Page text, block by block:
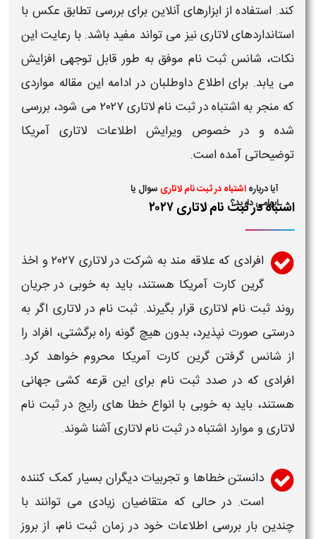
کند. استفاده از ابزارهای آنلاین برای بررسی تطابق عکس با
استانداردهای لاتاری نیز می‌ تواند مفید باشد. با رعایت این
نکات، شانس ثبت نامموفق به طور قابل توجهی افزایش
می‌ یابد. برای اطلاع داوطلبان در ادامه این مقاله مواردی
که منجر به اشتباه در ثبت نام لاتاری ۲۰۲۷
می شود، بررسی
شده و در خصوص ویرایش اطلاعات لاتاری آمریکا
توضیحاتی آمده است.
آیا دربارهاشتباه در ثبت نام لاتاری سوال یا
ابهامی دارید؟
اشتباه در ثبت نام لاتاری ۲۰۲۷
افرادی که علاقه مند به شرکت درلاتاری ۲۰۲۷
و اخذ
گرین کارت آمریکا هستند، باید به خوبی در جریان
روندثبت نام لاتاری قرار بگیرند. ثبت نامدر لاتاری اگر به
درستی صورت نپذیرد، بدون هیچ گونه راه برگشتی، افراد را
از شانس گرفتن گرین کارتآمریکا محروم خواهد کرد.
افرادی که در صدد ثبت نام برای این قرعه کشی جهانی
هستند، باید به خوبی با انواع خطا های رایج درثبت نام
لاتاریو موارد اشتباه در ثبت نام لاتاریآشنا شوند.
دانستنخطاها و تجربیات دیگران بسیار کمک کننده
است. در حالی که متقاضیان زیادی می توانند با
چندین بار بررسی اطلاعات خود در زمان ثبت نام، از بروز